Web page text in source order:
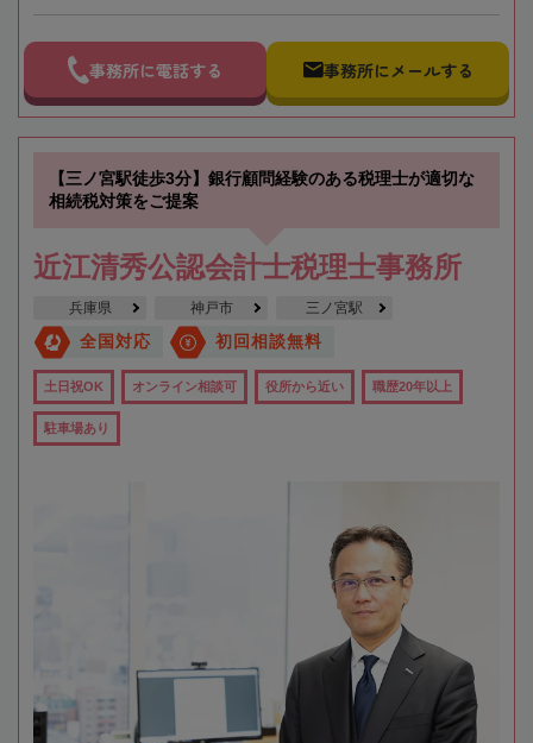
事務所に電話する 事務所にメールする
【三ノ宮駅徒歩3分】銀行顧問経験のある税理士が適切な
相続税対策をご提案
近江清秀公認会計士税理士事務所
兵庫県 神戸市 三ノ宮駅
全国対応 初回相談無料
土日祝OK オンライン相談可 役所から近い 職歴20年以上
駐車場あり